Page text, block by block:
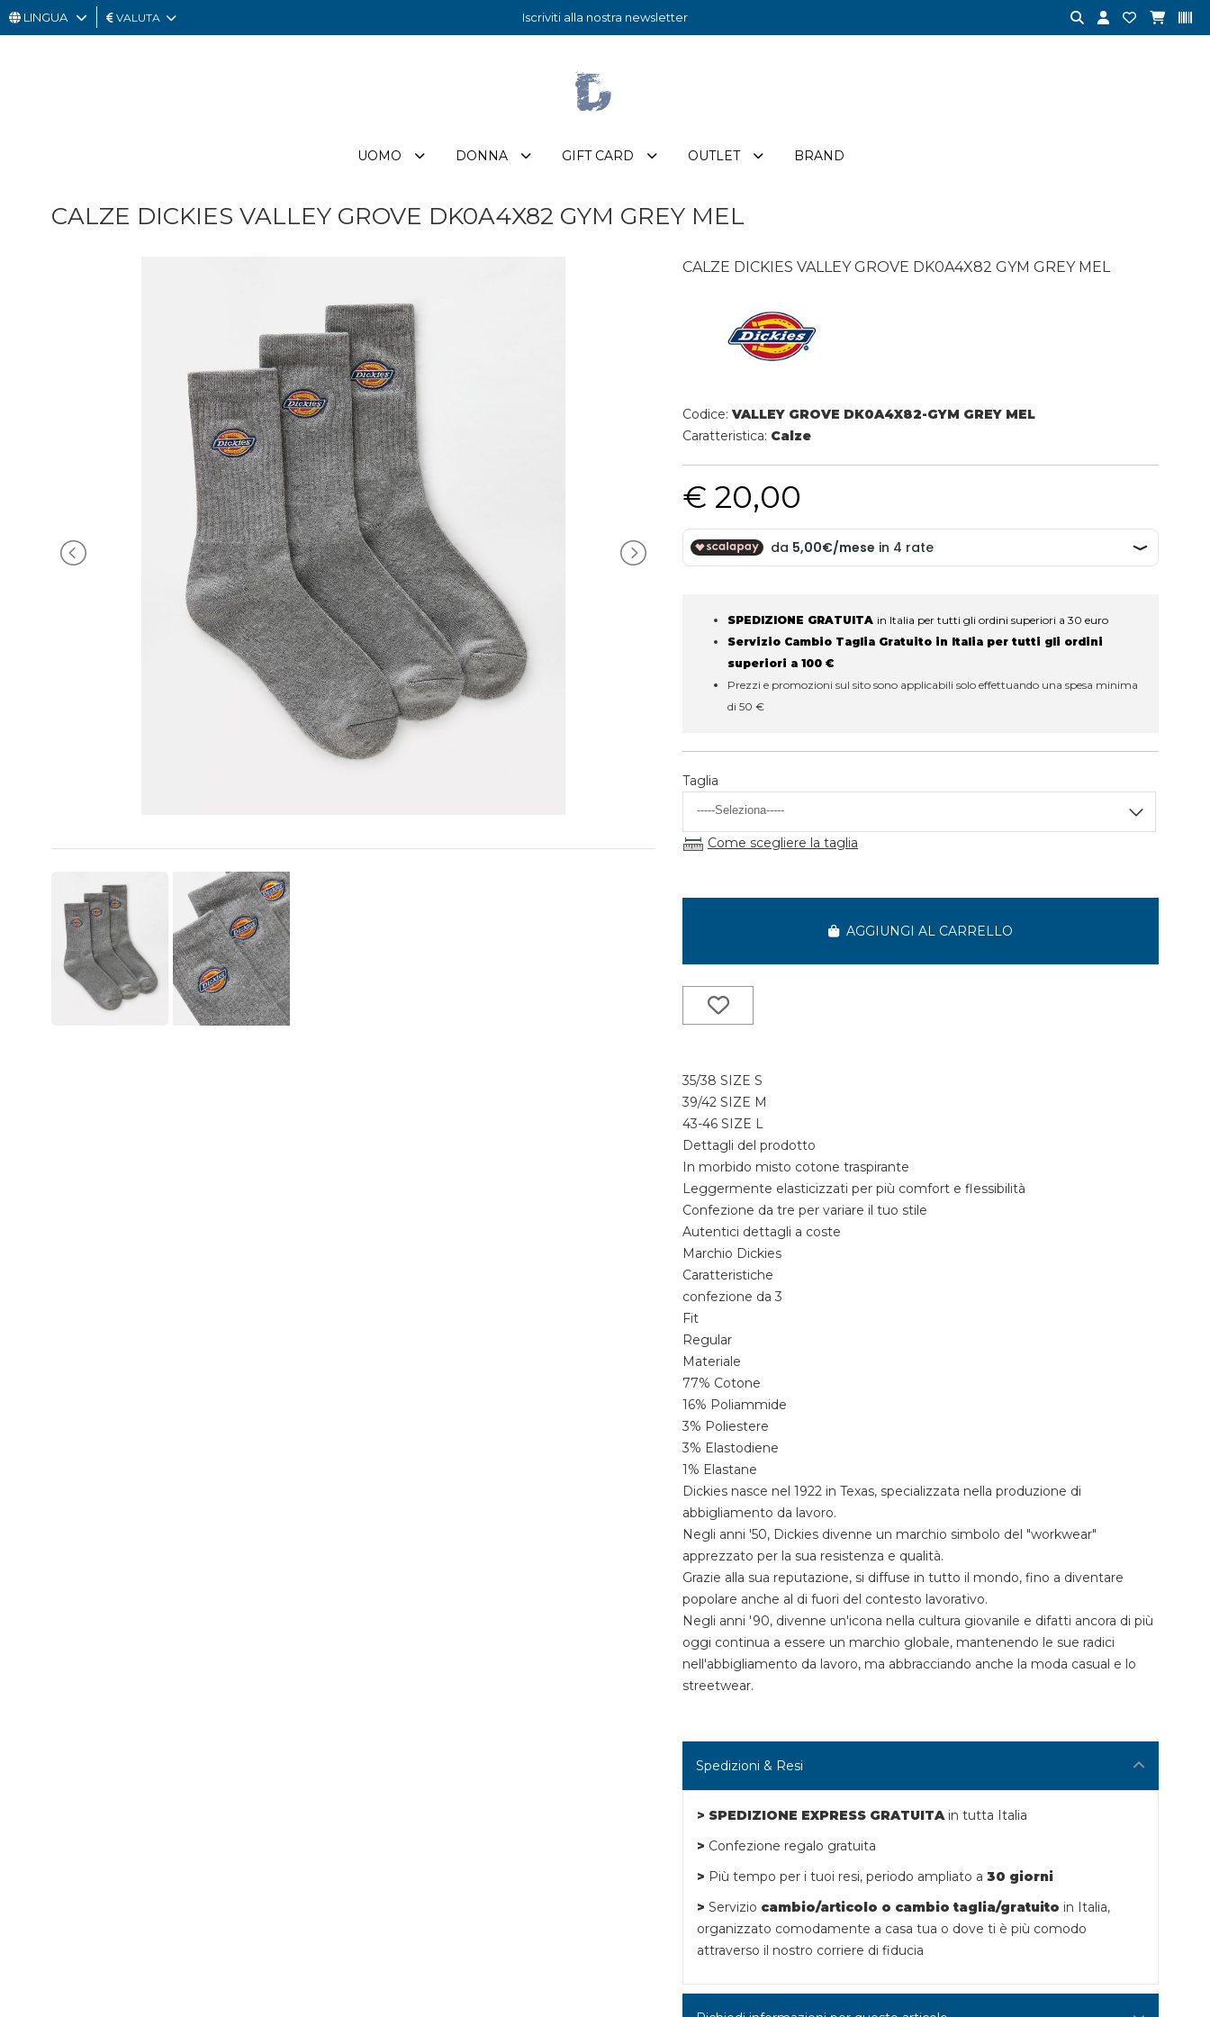
LINGUA VALUTA Iscriviti alla nostra newsletter
UOMO DONNA GIFT CARD OUTLET BRAND
CALZE DICKIES VALLEY GROVE DK0A4X82 GYM GREY MEL
CALZE DICKIES VALLEY GROVE DK0A4X82 GYM GREY MEL
Codice:VALLEY GROVE DK0A4X82-GYM GREY MEL
Caratteristica: Calze
€ 20,00
SPEDIZIONE GRATUITA in Italia per tutti gli ordini superiori a 30 euro
Servizio Cambio Taglia Gratuito in Italia per tutti gli ordini
superiori a 100 €
Prezzi e promozioni sul sito sono applicabili solo effettuando una spesa minima
di 50 €
Taglia
Come scegliere la taglia
AGGIUNGI AL CARRELLO
35/38 SIZE S
39/42 SIZE M
43-46 SIZE L
Dettagli del prodotto
In morbido misto cotone traspirante
Leggermente elasticizzati per più comfort e flessibilità
Confezione da tre per variare il tuo stile
Autentici dettagli a coste
Marchio Dickies
Caratteristiche
confezione da 3
Fit
Regular
Materiale
77% Cotone
16% Poliammide
3% Poliestere
3% Elastodiene
1% Elastane
Dickies nasce nel 1922 in Texas, specializzata nella produzione di
abbigliamento da lavoro.
Negli anni '50, Dickies divenne un marchio simbolo del "workwear"
apprezzato per la sua resistenza e qualità.
Grazie alla sua reputazione, si diffuse in tutto il mondo, fino a diventare
popolare anche al di fuori del contesto lavorativo.
Negli anni '90, divenne un'icona nella cultura giovanile e difatti ancora di più
oggi continua a essere un marchio globale, mantenendo le sue radici
nell'abbigliamento da lavoro, ma abbracciando anche la moda casual e lo
streetwear.
Spedizioni & Resi
> SPEDIZIONE EXPRESS GRATUITAin tutta Italia
> Confezione regalo gratuita
> Più tempo per i tuoi resi, periodo ampliato a30 giorni
>Servizio cambio/articolo o cambio taglia/gratuito in Italia,
organizzato comodamente a casa tua o dove ti è più comodo
attraverso il nostro corriere di fiducia